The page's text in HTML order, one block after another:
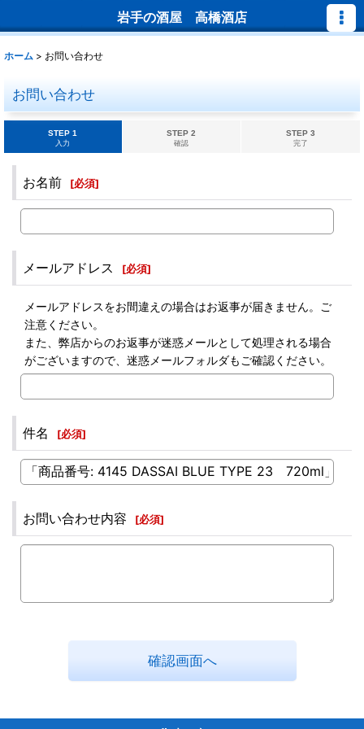
岩手の酒屋 高橋酒店
ホーム > お問い合わせ
お問い合わせ
STEP 1
入力
STEP 2
確認
STEP 3
完了
お名前 [必須]
メールアドレス [必須]
メールアドレスをお間違えの場合はお返事が届きません。ご
注意ください。
また、弊店からのお返事が迷惑メールとして処理される場合
がございますので、迷惑メールフォルダもご確認ください。
件名 [必須]
お問い合わせ内容 [必須]
確認画面へ